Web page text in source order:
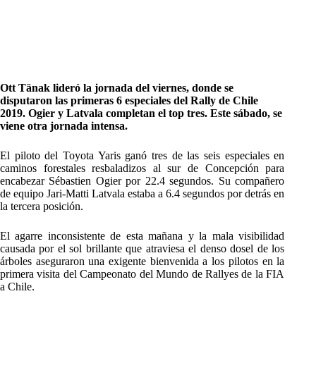
Ott Tänak lideró la jornada del viernes, donde se
disputaron las primeras 6 especiales del Rally de Chile
2019. Ogier y Latvala completan el top tres. Este sábado, se
viene otra jornada intensa.
El piloto del Toyota Yaris ganó tres de las seis especiales en
caminos forestales resbaladizos al sur de Concepción para
encabezar Sébastien Ogier por 22.4 segundos. Su compañero
de equipo Jari-Matti Latvala estaba a 6.4 segundos por detrás en
la tercera posición.
El agarre inconsistente de esta mañana y la mala visibilidad
causada por el sol brillante que atraviesa el denso dosel de los
árboles aseguraron una exigente bienvenida a los pilotos en la
primera visita del Campeonato del Mundo de Rallyes de la FIA
a Chile.